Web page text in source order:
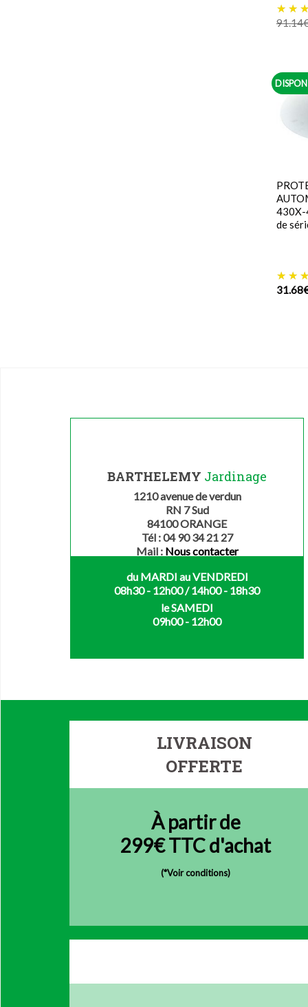
91.14
430X-
de
31.68
BARTHELEMY Jardinage
1210 avenue de verdun
RN 7 Sud
84100 ORANGE
Tél : 04 90 34 21 27
Mail : Nous contacter
du MARDI au VENDREDI
08h30 - 12h00 / 14h00 - 18h30
le SAMEDI
09h00 - 12h00
LIVRAISON
OFFERTE
À partir de
299€ TTC d'achat
(*Voir conditions)